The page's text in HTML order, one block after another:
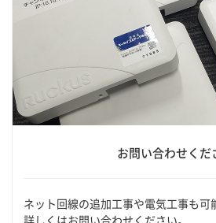
お問い合わせくだ
ネット回線の追加工事や電気工事も可
詳しくはお問い合わせください。